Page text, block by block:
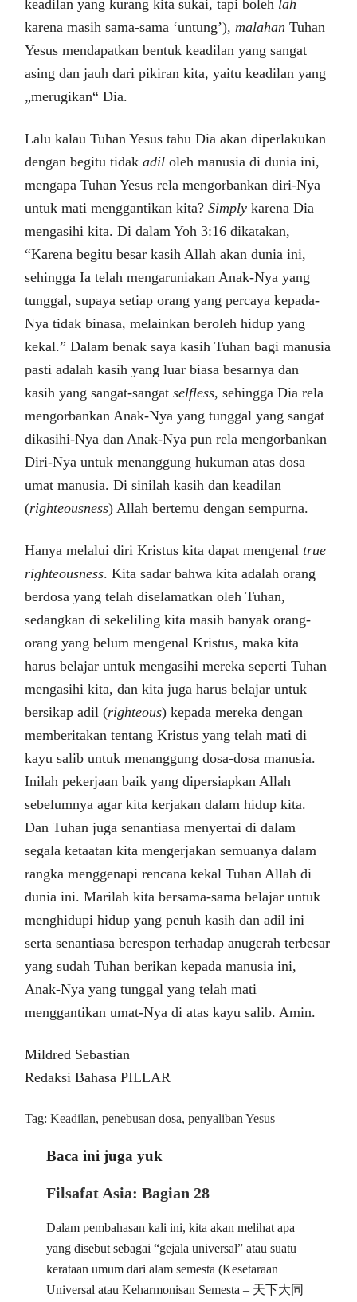
keadilan yang kurang kita sukai, tapi boleh lah
karena masih sama-sama ‘untung’), malahan Tuhan
Yesus mendapatkan bentuk keadilan yang sangat
asing dan jauh dari pikiran kita, yaitu keadilan yang
„merugikan“ Dia.
Lalu kalau Tuhan Yesus tahu Dia akan diperlakukan
dengan begitu tidakadil oleh manusia di dunia ini,
mengapa Tuhan Yesus rela mengorbankan diri-Nya
untuk mati menggantikan kita?Simply karena Dia
mengasihi kita. Di dalam Yoh 3:16 dikatakan,
“Karena begitu besar kasih Allah akan dunia ini,
sehingga Ia telah mengaruniakan Anak-Nya yang
tunggal, supaya setiap orang yang percaya kepada-
Nya tidak binasa, melainkan beroleh hidup yang
kekal.” Dalam benak saya kasih Tuhan bagi manusia
pasti adalah kasih yang luar biasa besarnya dan
kasih yang sangat-sangatselfless, sehingga Dia rela
mengorbankan Anak-Nya yang tunggal yang sangat
dikasihi-Nya dan Anak-Nya pun rela mengorbankan
Diri-Nya untuk menanggung hukuman atas dosa
umat manusia. Di sinilah kasih dan keadilan
(righteousness) Allah bertemu dengan sempurna.
Hanya melalui diri Kristus kita dapat mengenaltrue
righteousness. Kita sadar bahwa kita adalah orang
berdosa yang telah diselamatkan oleh Tuhan,
sedangkan di sekeliling kita masih banyak orang-
orang yang belum mengenal Kristus, maka kita
harus belajar untuk mengasihi mereka seperti Tuhan
mengasihi kita, dan kita juga harus belajar untuk
bersikap adil (righteous) kepada mereka dengan
memberitakan tentang Kristus yang telah mati di
kayu salib untuk menanggung dosa-dosa manusia.
Inilah pekerjaan baik yang dipersiapkan Allah
sebelumnya agar kita kerjakan dalam hidup kita.
Dan Tuhan juga senantiasa menyertai di dalam
segala ketaatan kita mengerjakan semuanya dalam
rangka menggenapi rencana kekal Tuhan Allah di
dunia ini. Marilah kita bersama-sama belajar untuk
menghidupi hidup yang penuh kasih dan adil ini
serta senantiasa berespon terhadap anugerah terbesar
yang sudah Tuhan berikan kepada manusia ini,
Anak-Nya yang tunggal yang telah mati
menggantikan umat-Nya di atas kayu salib. Amin.
Mildred Sebastian
Redaksi Bahasa PILLAR
Tag:Keadilan,penebusan dosa,penyaliban Yesus
Baca ini juga yuk
Filsafat Asia: Bagian 28
Dalam pembahasan kali ini, kita akan melihat apa
yang disebut sebagai “gejala universal” atau suatu
kerataan umum dari alam semesta (Kesetaraan
Universal atau Keharmonisan Semesta – 天下大同